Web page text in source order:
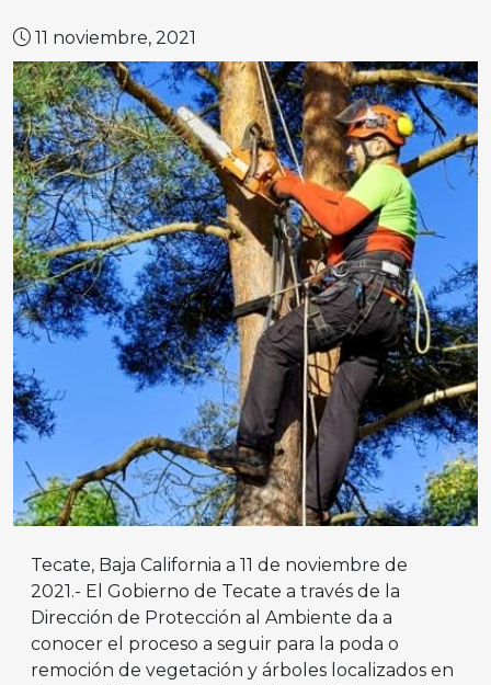
11 noviembre, 2021
Tecate, Baja California a 11 de noviembre de
2021.- El Gobierno de Tecate a través de la
Dirección de Protección al Ambiente da a
conocer el proceso a seguir para la poda o
remoción de vegetación y árboles localizados en